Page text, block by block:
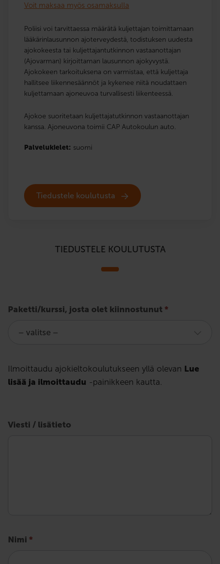
Voit maksaa myös osamaksulla
Poliisi voi tarvittaessa määrätä kuljettajan toimittamaan
lääkärinlausunnon ajoterveydestä, todistuksen uudesta
ajokokeesta tai kuljettajantutkinnon vastaanottajan
(Ajovarman) kirjoittaman lausunnon ajokyvystä.
Ajokokeen tarkoituksena on varmistaa, että kuljettaja
hallitsee liikennesäännöt ja kykenee niitä noudattaen
kuljettamaan ajoneuvoa turvallisesti liikenteessä.
Ajokoe suoritetaan kuljettajatutkinnon vastaanottajan
kanssa. Ajoneuvona toimii CAP Autokoulun auto.
Palvelukielet: suomi
Tiedustele koulutusta
TIEDUSTELE KOULUTUSTA
Poliisin
määräämät
arvioinnit
-
Paketti/kurssi, josta olet kiinnostunut *
Ilmoittaudu ajokieltokoulutukseen yllä olevan Lue
lisää ja ilmoittaudu -painikkeen kautta.
Viesti / lisätieto
Nimi *